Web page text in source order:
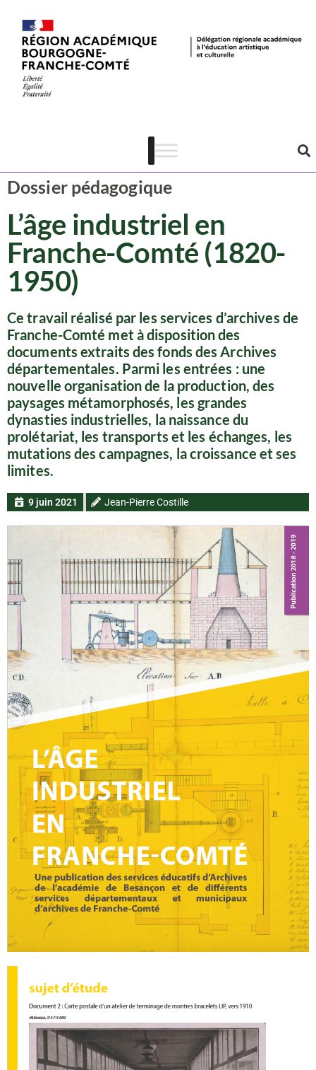
Dossier pédagogique
L’âge industriel en
Franche-Comté (1820-
1950)
Ce travail réalisé par les services d’archives de
Franche-Comté met à disposition des
documents extraits des fonds des Archives
départementales. Parmi les entrées : une
nouvelle organisation de la production, des
paysages métamorphosés, les grandes
dynasties industrielles, la naissance du
prolétariat, les transports et les échanges, les
mutations des campagnes, la croissance et ses
limites.
9 juin 2021 Jean-Pierre Costille